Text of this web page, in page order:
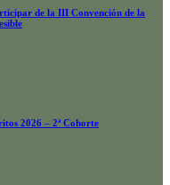
de la III Convención de la
2026 – 2ª Cohorte